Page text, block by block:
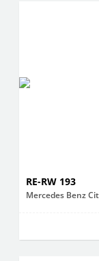
RE-RW 193
Mercedes Benz